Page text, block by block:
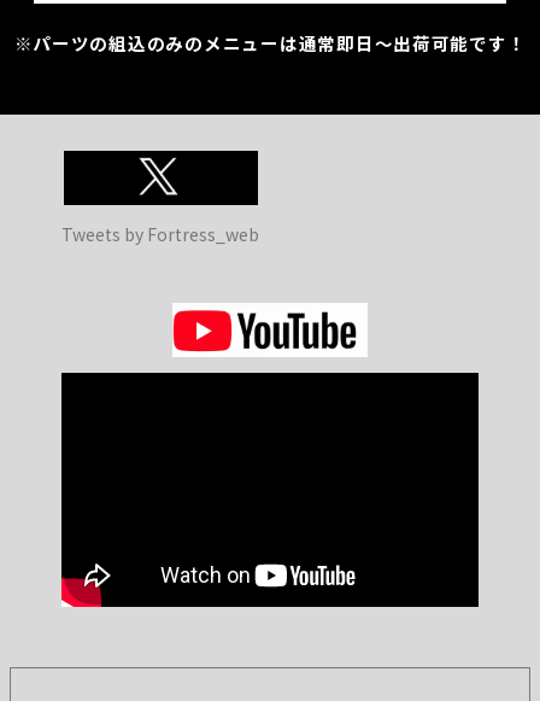
※パーツの組込のみのメニューは通常即日～出荷可能です！
Tweets by Fortress_web